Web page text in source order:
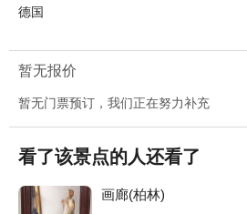
德国
暂无报价
暂无门票预订，我们正在努力补充
看了该景点的人还看了
画廊(柏林)